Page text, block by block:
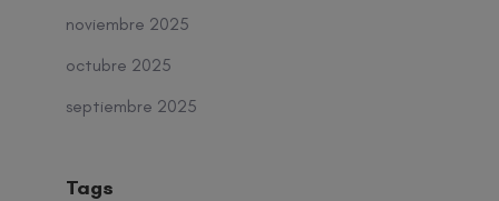
noviembre 2025
octubre 2025
septiembre 2025
Tags